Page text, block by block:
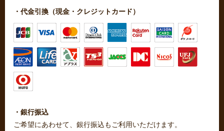
・代金引換（現金・クレジットカード）
・銀行振込
ご希望にあわせて、銀行振込もご利用いただけます。